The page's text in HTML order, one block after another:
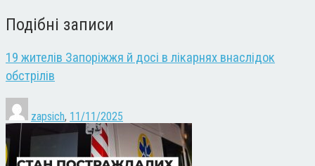
Подібні записи
19 жителів Запоріжжя й досі в лікарнях внаслідок
обстрілів
zapsich, 11/11/2025